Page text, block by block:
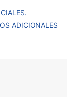
ADICIONALES